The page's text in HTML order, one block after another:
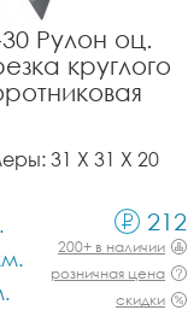
Рулон оц.
круглого
31 X 31 X 20
212
200+ в наличии
розничная цена
скидки